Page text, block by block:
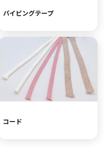
パイピングテープ
コード